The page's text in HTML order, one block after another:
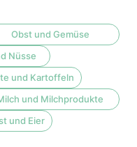
Obst und Gemüse
Nüsse
und Kartoffeln
und Milchprodukte
und Eier